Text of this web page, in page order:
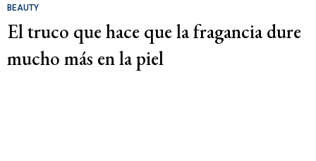
BEAUTY
El truco que hace que la fragancia dure
mucho más en la piel